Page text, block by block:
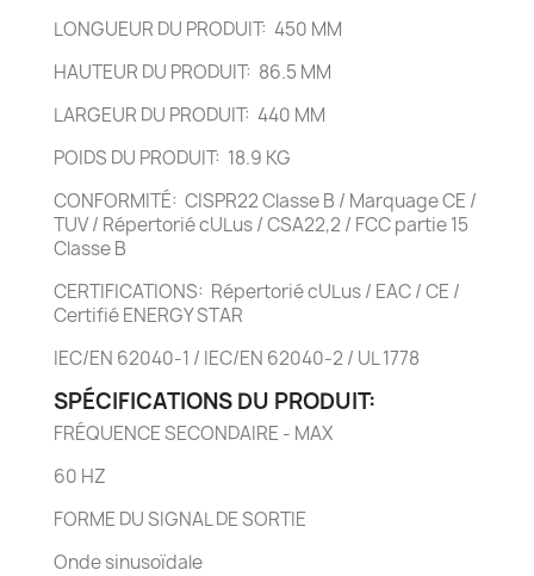
LONGUEUR DU PRODUIT: 450 MM
HAUTEUR DU PRODUIT: 86.5 MM
LARGEUR DU PRODUIT: 440 MM
POIDS DU PRODUIT: 18.9 KG
CONFORMITÉ: CISPR22 Classe B / Marquage CE /
TUV / Répertorié cULus / CSA22,2 / FCC partie 15
Classe B
CERTIFICATIONS: Répertorié cULus / EAC / CE /
Certifié ENERGY STAR
IEC/EN 62040-1 / IEC/EN 62040-2 / UL 1778
SPÉCIFICATIONS DU PRODUIT:
FRÉQUENCE SECONDAIRE - MAX
60 HZ
FORME DU SIGNAL DE SORTIE
Onde sinusoïdale